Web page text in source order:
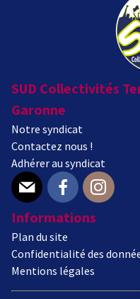
SUD Collectivités
Garonne
Notre syndicat
Contactez nous !
Adhérer au syndicat
E-mail Facebook
Informations
Plan du site
Confidentialité des
Mentions légales